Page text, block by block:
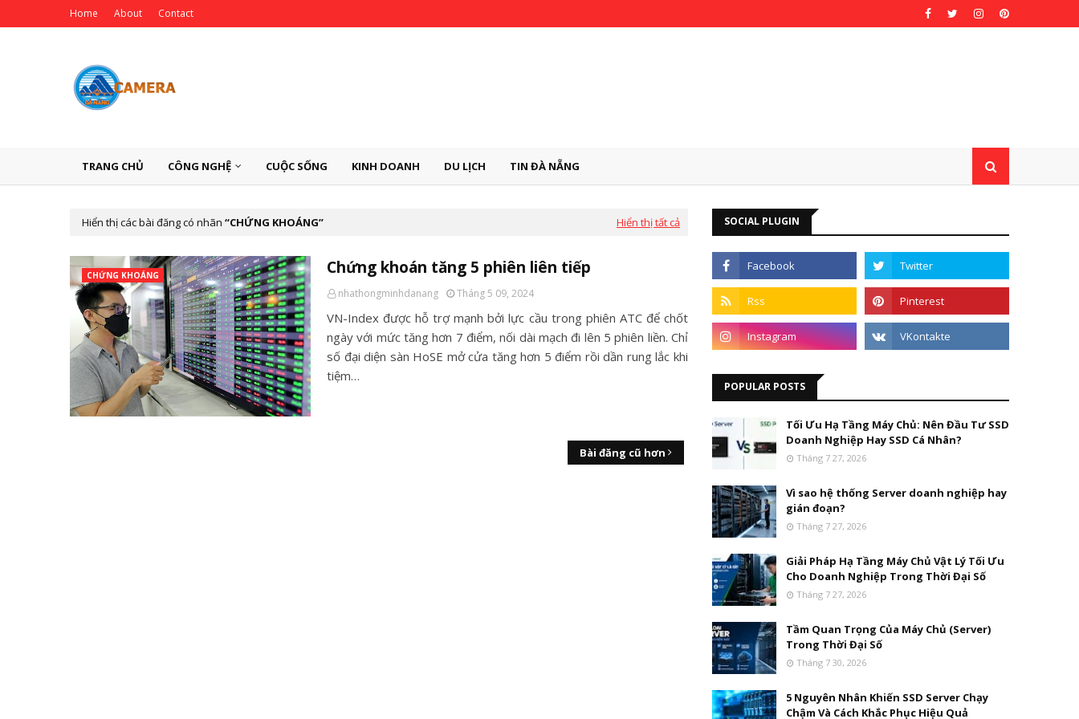
Home About Contact
TRANG CHỦ CÔNG NGHỆ CUỘC SỐNG KINH DOANH DU LỊCH TIN ĐÀ NẴNG
Hiển thị các bài đăng có nhãn CHỨNG KHOÁNG Hiển thị tất cả
CHỨNG KHOÁNG Chứng khoán tăng 5 phiên liên tiếp
nhathongminhdanang Tháng 5 09, 2024
VN-Index được hỗ trợ mạnh bởi lực cầu trong phiên ATC để chốt
ngày với mức tăng hơn 7 điểm, nối dài mạch đi lên 5 phiên liền. Chỉ
số đại diện sàn HoSE mở cửa tăng hơn 5 điểm rồi dần rung lắc khi
tiệm…
Bài đăng cũ hơn
SOCIAL PLUGIN
POPULAR POSTS
Tối Ưu Hạ Tầng Máy Chủ: Nên Đầu Tư SSD
Doanh Nghiệp Hay SSD Cá Nhân?
Tháng 7 27, 2026
Vì sao hệ thống Server doanh nghiệp hay
gián đoạn?
Tháng 7 27, 2026
Giải Pháp Hạ Tầng Máy Chủ Vật Lý Tối Ưu
Cho Doanh Nghiệp Trong Thời Đại Số
Tháng 7 27, 2026
Tầm Quan Trọng Của Máy Chủ (Server)
Trong Thời Đại Số
Tháng 7 30, 2026
5 Nguyên Nhân Khiến SSD Server Chạy
Chậm Và Cách Khắc Phục Hiệu Quả